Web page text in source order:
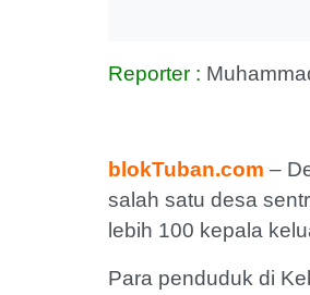
Reporter :
blokTuban.com –
salah satu desa
lebih 100 kepala
Para penduduk di